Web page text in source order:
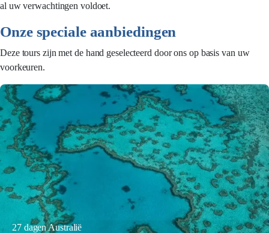
al uw verwachtingen voldoet.
Onze speciale aanbiedingen
Deze tours zijn met de hand geselecteerd door ons op basis van uw
voorkeuren.
27 dagen Australië